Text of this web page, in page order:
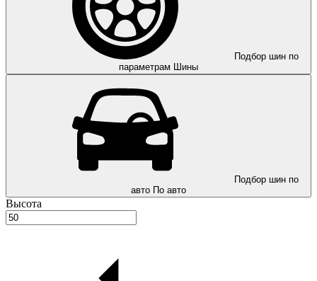
Подбор шин по
параметрам
Шины
Подбор шин по
авто По авто
Высота